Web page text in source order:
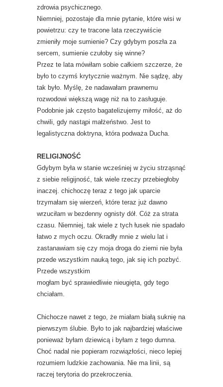
zdrowia psychicznego.
Niemniej, pozostaje dla mnie pytanie, które wisi w
powietrzu: czy te tracone lata rzeczywiście
zmieniły moje sumienie? Czy gdybym poszła za
sercem, sumienie czułoby się winne?
Przez te lata mówiłam sobie całkiem szczerze, że
było to czymś krytycznie ważnym. Nie sądzę, aby
tak było. Myślę, że nadawałam prawnemu
rozwodowi większą wagę niż na to zasługuje.
Podobnie jak często bagatelizujemy miłość, aż do
chwili, gdy nastąpi małżeństwo. Jest to
legalistyczna doktryna, która podważa Ducha.
RELIGIJNOŚĆ
Gdybym była w stanie wcześniej w życiu strząsnąć
z siebie religijność, tak wiele rzeczy przebiegłoby
inaczej. chichoczę teraz z tego jak uparcie
trzymałam się wierzeń, które teraz już dawno
wrzuciłam w bezdenny ognisty dół. Cóż za strata
czasu. Niemniej, tak wiele z tych łusek nie spadało
łatwo z mych oczu. Okradły mnie z wielu lat i
zastanawiam się czy moja droga do ziemi nie była
przede wszystkim nauką tego, jak się ich pozbyć.
Przede wszystkim
mogłam być sprawiedliwie nieugięta, gdy tego
chciałam.
Chichocze nawet z tego, że miałam białą suknię na
pierwszym ślubie. Było to jak najbardziej właściwe
ponieważ byłam dziewicą i byłam z tego dumna.
Choć nadal nie popieram rozwiązłości, nieco lepiej
rozumiem ludzkie zachowania. Nie ma linii, są
raczej terytoria do przekroczenia.